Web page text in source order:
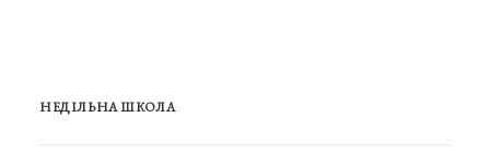
НЕДІЛЬНА ШКОЛА